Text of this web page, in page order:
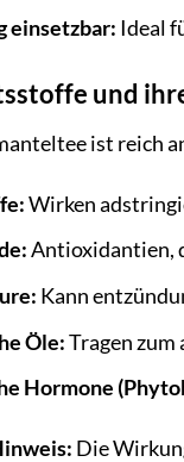
einsetzbar: Ideal
und
ist reich
Wirken
Antioxidantien,
Kann
Öle:Tragen zum
Hormone
Die